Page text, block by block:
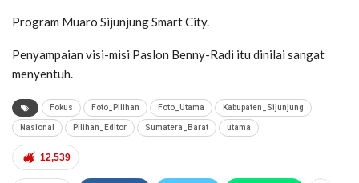
Program Muaro Sijunjung Smart City.
Penyampaian visi-misi Paslon Benny-Radi itu dinilai sangat
menyentuh.
Fokus Foto_Pilihan Foto_Utama Kabupaten_Sijunjung
Nasional Pilihan_Editor Sumatera_Barat utama
12,539